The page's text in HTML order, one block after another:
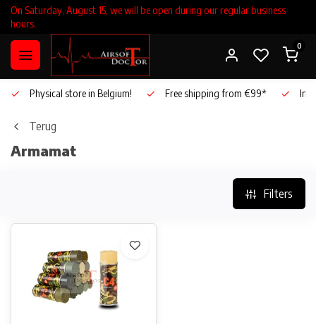
On Saturday, August 15, we will be open during our regular business
hours.
0
Physical store in Belgium! Free shipping from €99*
Terug
Armamat
Filters